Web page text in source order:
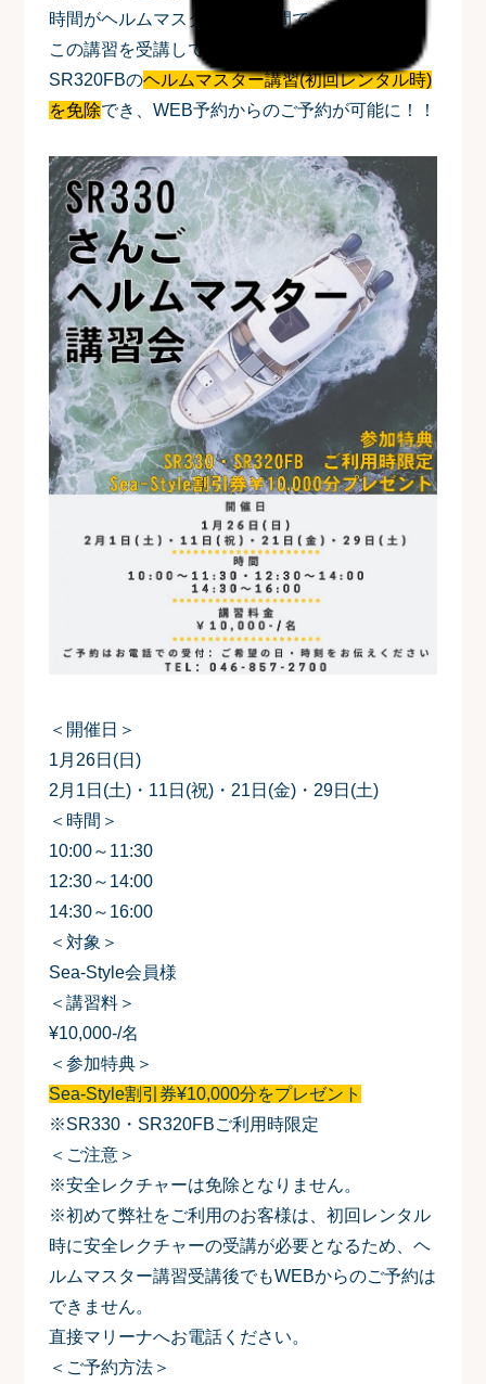
時間がヘルムマスター講習時間ですが…。
この講習を受講していただくと、SR330又は
SR320FBのヘルムマスター講習(初回レンタル時)
を免除でき、WEB予約からのご予約が可能に！！
＜開催日＞
1月26日(日)
2月1日(土)・11日(祝)・21日(金)・29日(土)
＜時間＞
10:00～11:30
12:30～14:00
14:30～16:00
＜対象＞
Sea-Style会員様
＜講習料＞
¥10,000-/名
＜参加特典＞
Sea-Style割引券¥10,000分をプレゼント
※SR330・SR320FBご利用時限定
＜ご注意＞
※安全レクチャーは免除となりません。
※初めて弊社をご利用のお客様は、初回レンタル
時に安全レクチャーの受講が必要となるため、ヘ
ルムマスター講習受講後でもWEBからのご予約は
できません。
直接マリーナへお電話ください。
＜ご予約方法＞